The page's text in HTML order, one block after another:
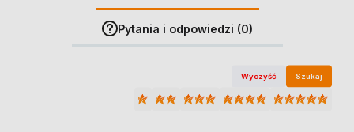
Pytania i odpowiedzi (0)
Wyczyść Szukaj